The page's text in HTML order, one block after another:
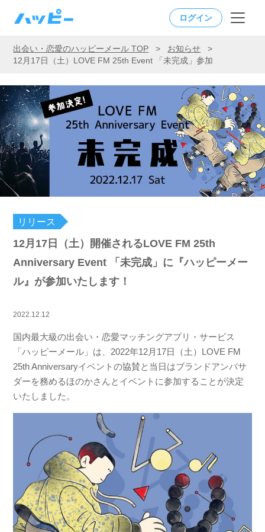
ログイン
出会い・恋愛のハッピーメール TOP > お知らせ
>
12月17日（土）LOVE FM 25th Event 「未完成」参加
リリース
12月17日（土）開催されるLOVE FM 25th
Anniversary Event 「未完成」に『ハッピーメー
ル』が参加いたします！
2022.12.12
国内最大級の出会い・恋愛マッチングアプリ・サービス
「ハッピーメール」は、2022年12月17日（土）LOVE FM
25th Anniversaryイベントの協賛と当日はブランドアンバサ
ダーを務めるほのかさんとイベントに参加することが決定
いたしました。